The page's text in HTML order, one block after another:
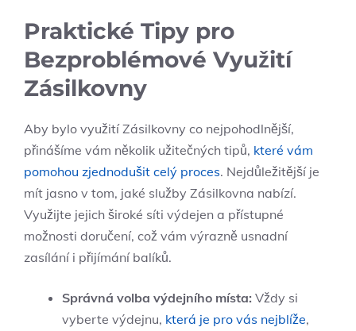
Praktické Tipy pro
Bezproblémové Využití
Zásilkovny
Aby bylo využití Zásilkovny co nejpohodlnější,
přinášíme vám několik užitečných tipů, které vám
pomohou zjednodušit celý proces. Nejdůležitější je
mít jasno v tom, jaké služby Zásilkovna nabízí.
Využijte jejich široké síti výdejen a přístupné
možnosti doručení, což vám výrazně usnadní
zasílání i přijímání balíků.
Správná volba výdejního místa: Vždy si
vyberte výdejnu, která je pro vás nejblíže,